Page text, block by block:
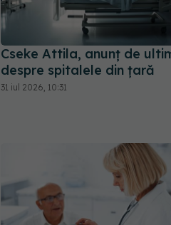
Cseke Attila, anunț de
despre spitalele din țară
31 iul 2026, 10:31